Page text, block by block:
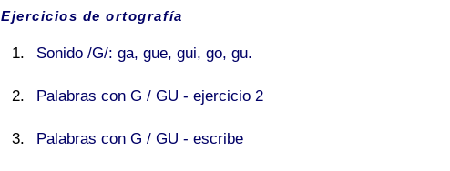
Ejercicios de ortografía
Sonido /G/: ga, gue, gui, go, gu.
Palabras con G / GU - ejercicio 2
Palabras con G / GU - escribe